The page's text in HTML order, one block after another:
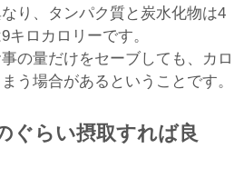
り、タンパク質と炭水化物は4
キロカロリーです。
の量だけをセーブしても、カロ
う場合があるということです。
ぐらい摂取すれば良